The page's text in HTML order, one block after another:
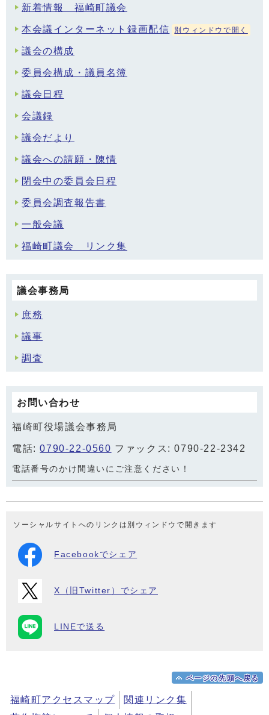
新着情報 福崎町議会
本会議インターネット録画配信 別ウィンドウで開く
議会の構成
委員会構成・議員名簿
議会日程
会議録
議会だより
議会への請願・陳情
閉会中の委員会日程
委員会調査報告書
一般会議
福崎町議会 リンク集
議会事務局
庶務
議事
調査
お問い合わせ
福崎町役場議会事務局
電話:0790-22-0560 ファックス: 0790-22-2342
電話番号のかけ間違いにご注意ください！
ソーシャルサイトへのリンクは別ウィンドウで開きます
Facebookでシェア
X（旧Twitter）でシェア
LINEで送る
ページの先頭へ戻る
福崎町アクセスマップ
関連リンク集